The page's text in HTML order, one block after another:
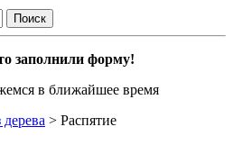
заполнили форму!
в ближайшее время
> Распятие